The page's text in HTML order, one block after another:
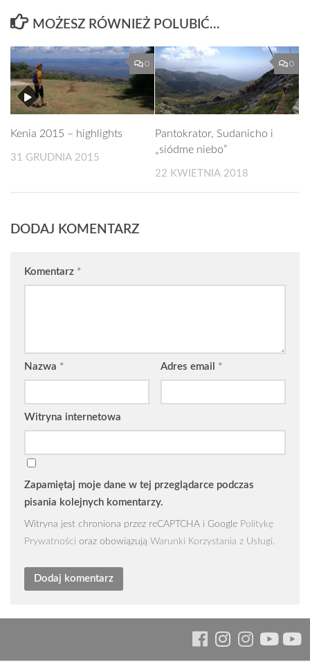
MOŻESZ RÓWNIEŻ POLUBIĆ…
0
Kenia 2015 – highlights
31 GRUDNIA 2015
0
Pantokrator, Sudanicho i
„siódme niebo”
22 KWIETNIA 2018
DODAJ KOMENTARZ
Komentarz *
Nazwa * Adres email *
Witryna internetowa
Zapamiętaj moje dane w tej przeglądarce podczas
pisania kolejnych komentarzy.
Witryna jest chroniona przez reCAPTCHA i Google Politykę
Prywatności oraz obowiązują Warunki Korzystania z Usługi.